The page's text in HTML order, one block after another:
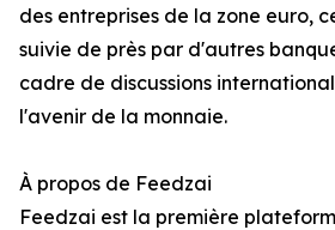
des entreprises de la zone euro,
suivie de près par d'autres
cadre de discussions
l'avenir de la monnaie.
À propos de Feedzai
Feedzai est la première